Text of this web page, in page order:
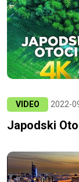
VIDEO 2022-
Japodski